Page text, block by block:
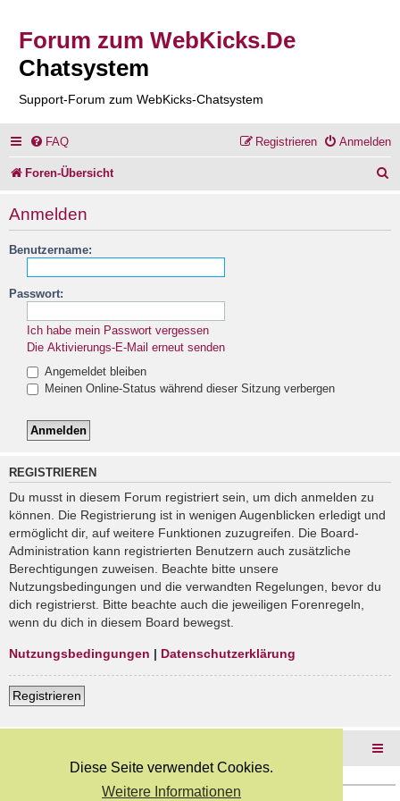
Diese Seite verwendet Cookies.
Weitere Informationen
Forum zum WebKicks.De
Chatsystem
Support-Forum zum WebKicks-Chatsystem
FAQ Anmelden
Registrieren
Foren-Übersicht
Anmelden
Benutzername:
Passwort:
Ich habe mein Passwort vergessen
Die Aktivierungs-E-Mail erneut senden
Angemeldet bleiben
Meinen Online-Status während dieser Sitzung verbergen
REGISTRIEREN
Du musst in diesem Forum registriert sein, um dich anmelden zu
können. Die Registrierung ist in wenigen Augenblicken erledigt und
ermöglicht dir, auf weitere Funktionen zuzugreifen. Die Board-
Administration kann registrierten Benutzern auch zusätzliche
Berechtigungen zuweisen. Beachte bitte unsere
Nutzungsbedingungen und die verwandten Regelungen, bevor du
dich registrierst. Bitte beachte auch die jeweiligen Forenregeln,
wenn du dich in diesem Board bewegst.
Nutzungsbedingungen | Datenschutzerklärung
Registrieren